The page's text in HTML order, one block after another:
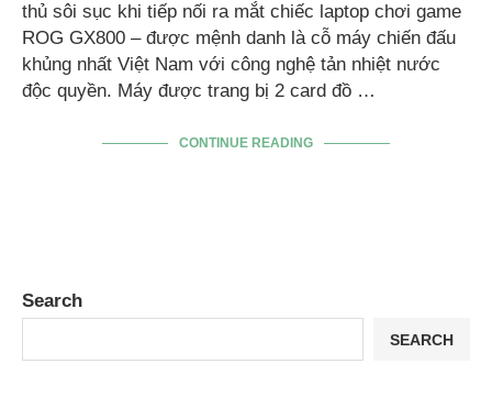
thủ sôi sục khi tiếp nối ra mắt chiếc laptop chơi game
ROG GX800 – được mệnh danh là cỗ máy chiến đấu
khủng nhất Việt Nam với công nghệ tản nhiệt nước
độc quyền. Máy được trang bị 2 card đồ …
CONTINUE READING
Search
SEARCH